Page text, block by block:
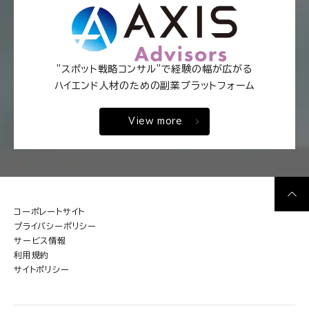
"スポット戦略コンサル"で経験の幅が広がる
ハイエンド人材のための副業プラットフォーム
View more
コーポレートサイト
プライバシーポリシー
サービス情報
利用規約
サイトポリシー